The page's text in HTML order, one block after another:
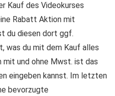
Kauf des Videokurses
Rabatt Aktion mit
du diesen dort ggf.
was du mit dem Kauf alles
und ohne Mwst. ist das
eingeben kannst. Im letzten
bevorzugte